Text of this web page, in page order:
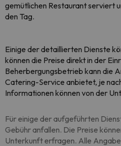
gemütlichen Restaurant serviert
den Tag.
Einige der detaillierten Dienste
können die Preise direkt in der
Beherbergungsbetrieb kann die
Catering-Service anbietet, je
Informationen können von der
Für einige der aufgeführten
Gebühr anfallen. Die Preise
Unterkunft erfragen. Alle